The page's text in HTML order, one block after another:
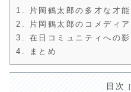
1.
片岡鶴太郎の多才な才
2.
片岡鶴太郎のコメディ
3.
在日コミュニティへの
4.
まとめ
目次